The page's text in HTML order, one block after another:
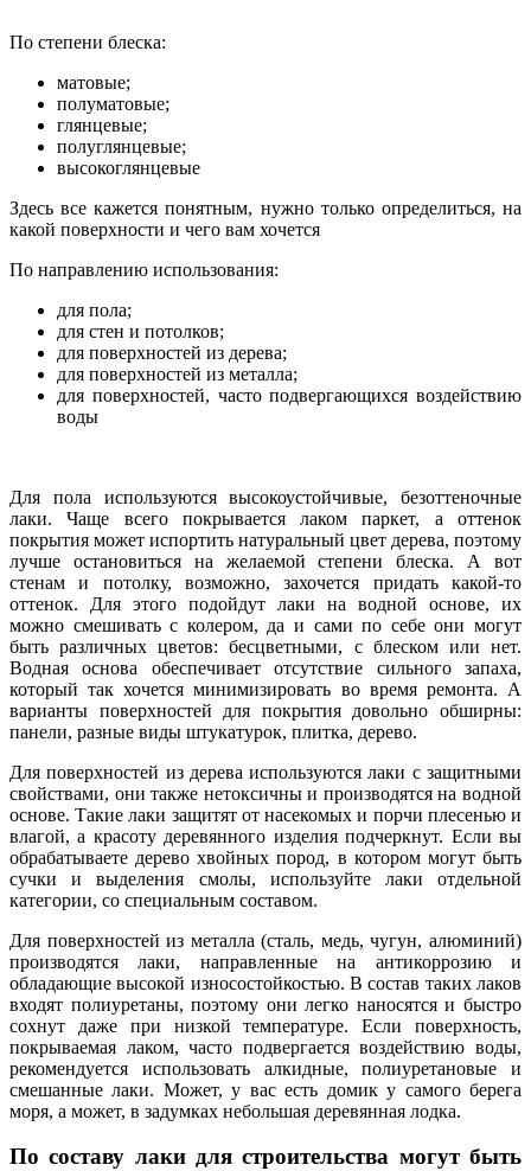
По степени блеска:
матовые;
полуматовые;
глянцевые;
полуглянцевые;
высокоглянцевые
Здесь все кажется понятным, нужно только определиться, на
какой поверхности и чего вам хочется
По направлению использования:
для пола;
для стен и потолков;
для поверхностей из дерева;
для поверхностей из металла;
для поверхностей, часто подвергающихся воздействию
воды
Для пола используются высокоустойчивые, безоттеночные
лаки. Чаще всего покрывается лаком паркет, а оттенок
покрытия может испортить натуральный цвет дерева, поэтому
лучше остановиться на желаемой степени блеска. А вот
стенам и потолку, возможно, захочется придать какой-то
оттенок. Для этого подойдут лаки на водной основе, их
можно смешивать с колером, да и сами по себе они могут
быть различных цветов: бесцветными, с блеском или нет.
Водная основа обеспечивает отсутствие сильного запаха,
который так хочется минимизировать во время ремонта. А
варианты поверхностей для покрытия довольно обширны:
панели, разные виды штукатурок, плитка, дерево.
Для поверхностей из дерева используются лаки с защитными
свойствами, они также нетоксичны и производятся на водной
основе. Такие лаки защитят от насекомых и порчи плесенью и
влагой, а красоту деревянного изделия подчеркнут. Если вы
обрабатываете дерево хвойных пород, в котором могут быть
сучки и выделения смолы, используйте лаки отдельной
категории, со специальным составом.
Для поверхностей из металла (сталь, медь, чугун, алюминий)
производятся лаки, направленные на антикоррозию и
обладающие высокой износостойкостью. В состав таких лаков
входят полиуретаны, поэтому они легко наносятся и быстро
сохнут даже при низкой температуре. Если поверхность,
покрываемая лаком, часто подвергается воздействию воды,
рекомендуется использовать алкидные, полиуретановые и
смешанные лаки. Может, у вас есть домик у самого берега
моря, а может, в задумках небольшая деревянная лодка.
По составу лаки для строительства могут быть